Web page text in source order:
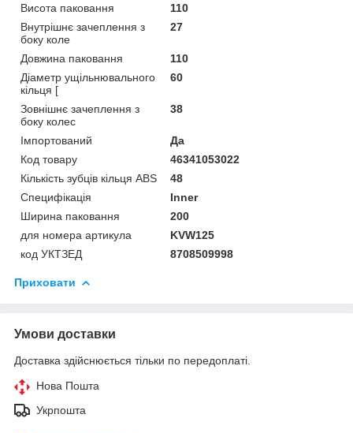
Висота паковання
110
Внутрішнє зачеплення з
боку коле
27
Довжина паковання
110
Діаметр ущільнювального
кільця [
60
Зовнішнє зачеплення з
боку колес
38
Імпортований
Да
Код товару
46341053022
Кількість зубців кільця ABS
48
Специфікація
Inner
Ширина паковання
200
для номера артикула
KVW125
код УКТЗЕД
8708509998
Приховати
Умови доставки
Доставка здійснюється тільки по передоплаті.
Нова Пошта
Укрпошта